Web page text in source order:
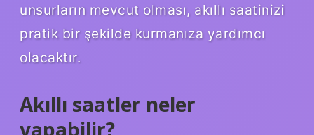
unsurların mevcut olması, akıllı saatinizi
pratik bir şekilde kurmanıza yardımcı
olacaktır.
Akıllı saatler neler
yapabilir?